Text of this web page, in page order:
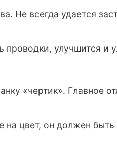
Не всегда удается
проводки, улучшится и
«чертик». Главное
на цвет, он должен